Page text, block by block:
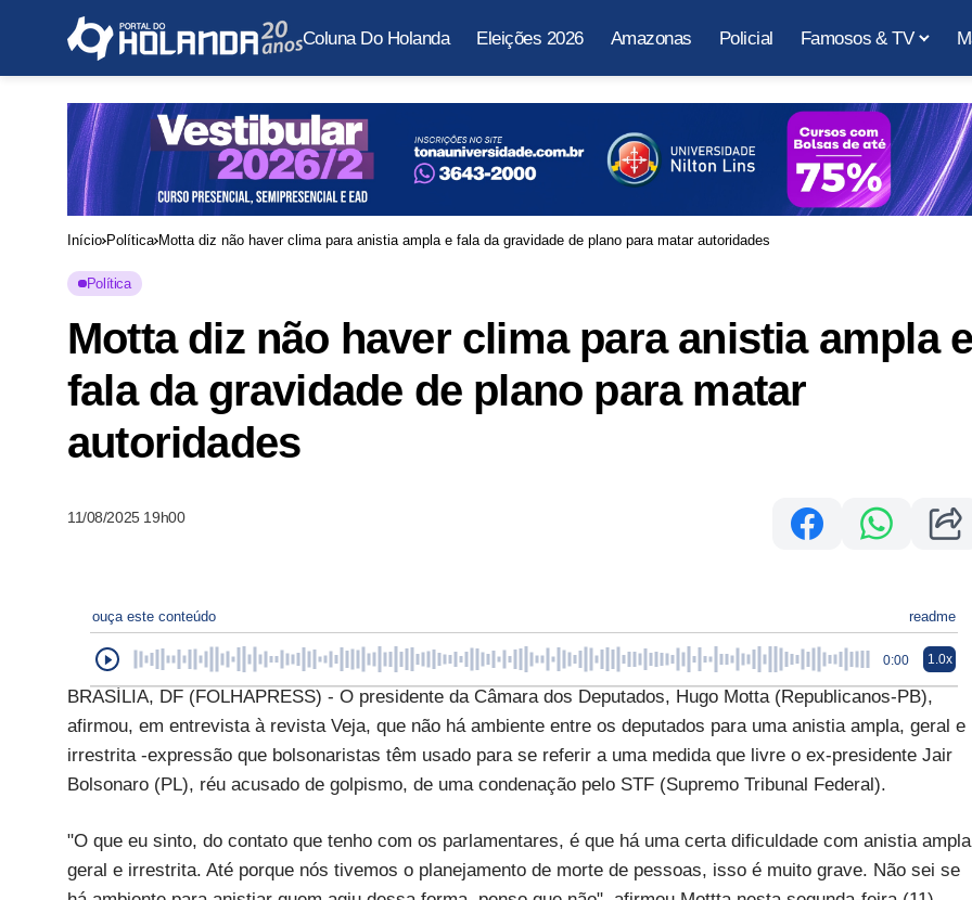
Coluna Do Holanda Eleições 2026 Amazonas Policial Famosos & TV
Início Política Motta diz não haver clima para anistia ampla e fala da gravidade de plano para matar autoridades
Política
Motta diz não haver clima para anistia ampla e
fala da gravidade de plano para matar
autoridades
11/08/2025 19h00
ouça este conteúdo readme
0:00 1.0x
BRASÍLIA, DF (FOLHAPRESS) - O presidente da Câmara dos Deputados, Hugo Motta (Republicanos-PB),
afirmou, em entrevista à revista Veja, que não há ambiente entre os deputados para uma anistia ampla, geral e
irrestrita -expressão que bolsonaristas têm usado para se referir a uma medida que livre o ex-presidente Jair
Bolsonaro (PL), réu acusado de golpismo, de uma condenação pelo STF (Supremo Tribunal Federal).
"O que eu sinto, do contato que tenho com os parlamentares, é que há uma certa dificuldade com anistia
geral e irrestrita. Até porque nós tivemos o planejamento de morte de pessoas, isso é muito grave. Não sei se